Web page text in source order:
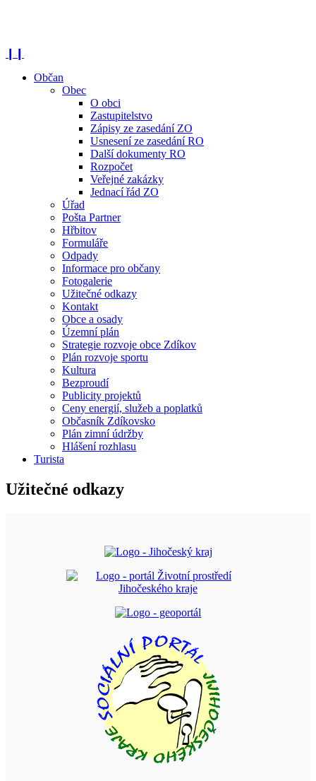
Občan
Obec
O obci
Zastupitelstvo
Zápisy ze zasedání ZO
Usnesení ze zasedání RO
Další dokumenty RO
Rozpočet
Veřejné zakázky
Jednací řád ZO
Úřad
Pošta Partner
Hřbitov
Formuláře
Odpady
Informace pro občany
Fotogalerie
Užitečné odkazy
Kontakt
Obce a osady
Územní plán
Strategie rozvoje obce Zdíkov
Plán rozvoje sportu
Kultura
Bezproudí
Publicity projektů
Ceny energií, služeb a poplatků
Občasník Zdíkovsko
Plán zimní údržby
Hlášení rozhlasu
Turista
Užitečné odkazy